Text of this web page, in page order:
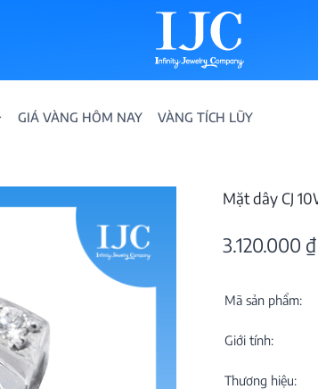
GIÁ VÀNG HÔM NAY VÀNG TÍCH LŨY
Mặt dây CJ
3.120.000 ₫
Mã sản phẩm:
Giới tính:
Thương hiệu: